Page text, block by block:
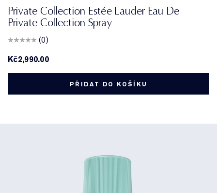
Private Collection Estée Lauder Eau De
Private Collection Spray
(0)
Kč2,990.00
PŘIDAT DO KOŠÍKU